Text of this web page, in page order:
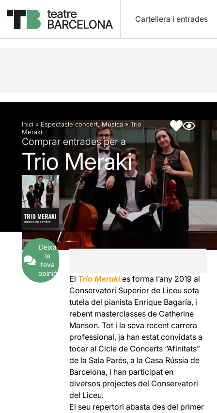
Cartellera i entrades
Descripció Fitxa artística
Inici » Espectacle concert,Música » Trio
Meraki
Comprar entrades per a
Trio Meraki
Deixa
la
teva
opinió
El Trio Merakies forma l’any 2019 al
Conservatori Superior de Liceu sota
tutela del pianista Enrique Bagaría, i
rebent masterclasses de Catherine
Manson. Tot i la seva recent carrera
professional, ja han estat convidats a
tocar al Cicle de Concerts “Afinitats”
de la Sala Parés, a la Casa Rússia de
Barcelona, i han participat en
diversos projectes del Conservatori
del Liceu.
El seu repertori abasta des del primer